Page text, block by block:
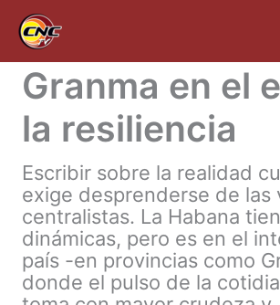
contenido
Granma en el
la resiliencia
Escribir sobre la realidad
exige desprenderse de las
centralistas. La Habana
dinámicas, pero es en el
país -en provincias como
donde el pulso de la